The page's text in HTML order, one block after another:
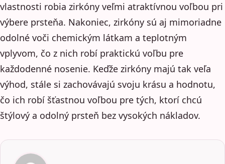
vlastnosti robia zirkóny veľmi atraktívnou voľbou pri
výbere prsteňa. Nakoniec, zirkóny sú aj mimoriadne
odolné voči chemickým látkam a teplotným
vplyvom, čo z nich robí praktickú voľbu pre
každodenné nosenie. Keďže zirkóny majú tak veľa
výhod, stále si zachovávajú svoju krásu a hodnotu,
čo ich robí šťastnou voľbou pre tých, ktorí chcú
štýlový a odolný prsteň bez vysokých nákladov.